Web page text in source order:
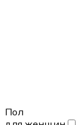
Пол